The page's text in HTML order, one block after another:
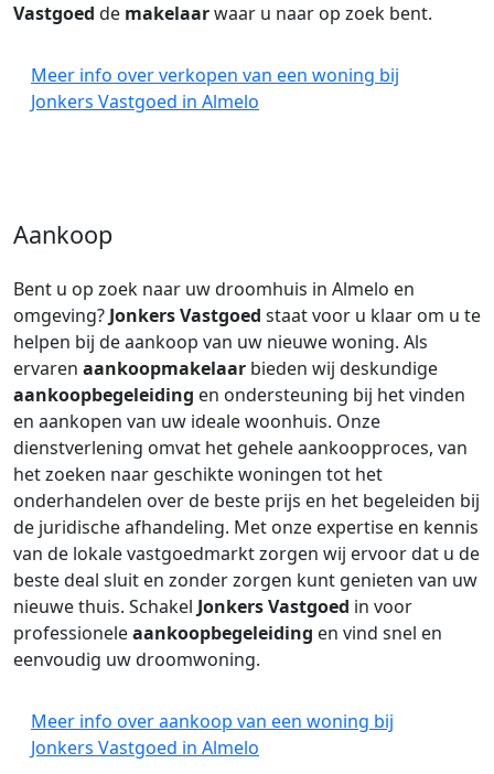
Vastgoed de makelaarwaar u naar op zoek bent.
Meer info over verkopen van een woning bij
Jonkers Vastgoed in Almelo
Aankoop
Bent u op zoek naar uw droomhuis in Almelo en
omgeving? Jonkers Vastgoed staat voor u klaar om u te
helpen bij de aankoop van uw nieuwe woning. Als
ervaren aankoopmakelaar bieden wij deskundige
aankoopbegeleiding en ondersteuning bij het vinden
en aankopen van uw ideale woonhuis. Onze
dienstverlening omvat het gehele aankoopproces, van
het zoeken naar geschikte woningen tot het
onderhandelen over de beste prijs en het begeleiden bij
de juridische afhandeling. Met onze expertise en kennis
van de lokale vastgoedmarkt zorgen wij ervoor dat u de
beste deal sluit en zonder zorgen kunt genieten van uw
nieuwe thuis. Schakel Jonkers Vastgoed in voor
professioneleaankoopbegeleiding en vind snel en
eenvoudig uw droomwoning.
Meer info over aankoop van een woning bij
Jonkers Vastgoed in Almelo